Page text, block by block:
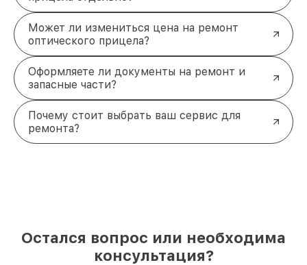
Может ли измениться цена на ремонт
оптического прицела?
Оформляете ли документы на ремонт и
запасные части?
Почему стоит выбрать ваш сервис для
ремонта?
Остался вопрос или необходима
консультация?